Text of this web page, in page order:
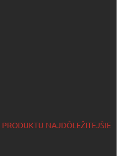
NAJDÔLEŽITEJŠIE